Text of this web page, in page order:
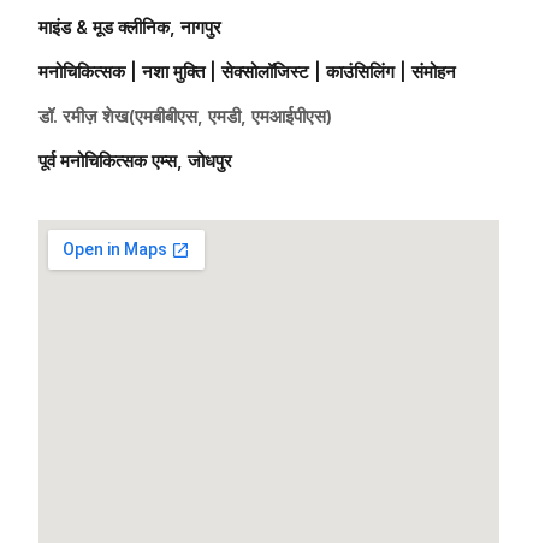
माइंड & मूड क्लीनिक, नागपुर
मनोचिकित्सक | नशा मुक्ति | सेक्सोलॉजिस्ट | काउंसिलिंग | संमोहन
डॉ. रमीज़ शेख(एमबीबीएस, एमडी, एमआईपीएस)
पूर्व मनोचिकित्सक एम्स, जोधपुर